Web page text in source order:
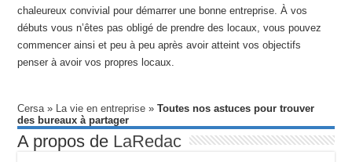
chaleureux convivial pour démarrer une bonne entreprise. À vos
débuts vous n’êtes pas obligé de prendre des locaux, vous pouvez
commencer ainsi et peu à peu après avoir atteint vos objectifs
penser à avoir vos propres locaux.
Cersa» La vie en entreprise »Toutes nos astuces pour trouver
des bureaux à partager
A propos de LaRedac